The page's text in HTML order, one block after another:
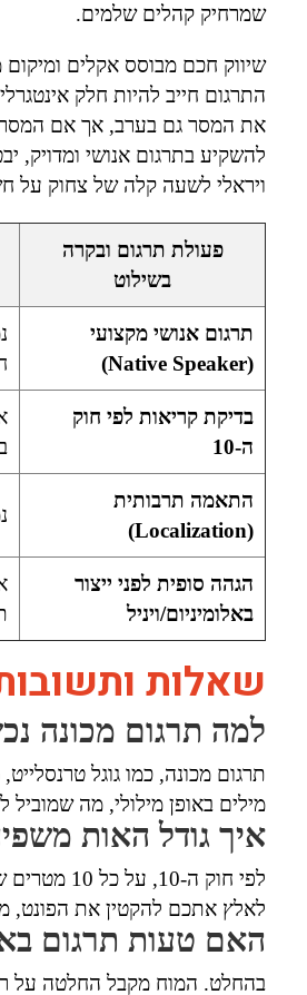
שמרחיק קהלים שלמים.
שיווק חכם מבוסס אקלים
את המסר גם בערב, אך אם המסר
להשקיע בתרגום אנושי ומדויק,
ויראלי לשעה קלה של צחוק על
פעולת תרגום ובקרה
בשילוט
תרגום אנושי מקצועי
(Native Speaker)
בדיקת קריאות לפי חוק
ה-10
התאמה תרבותית
(Localization)
הגהה סופית לפני ייצור
באלומיניום/ויניל
שאלות
למה תרגום מכונה
מילים באופן מילולי, מה
איך גודל האות
לאלץ אתכם להקטין את הפונט, מה שיכשיל את
האם טעות תרגום